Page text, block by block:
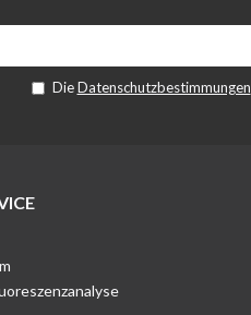
DieDatenschutzbestimmungen